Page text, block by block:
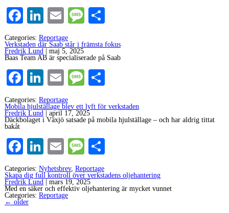
Facebook
LinkedIn
EmailMessage
Categories: Reportage
Verkstaden där Saab står i främsta fokus
Fredrik Lund
maj 5, 2025
Baas Team AB är specialiserade på Saab
Facebook
LinkedIn
EmailMessage
Categories: Reportage
Mobila hjulställage blev ett lyft för verkstaden
Fredrik Lund
april 17, 2025
Däckbolaget i Växjö satsade på mobila hjulställage – och har aldrig tittat
bakåt
Facebook
LinkedIn
EmailMessage
Categories: Nyhetsbrev, Reportage
Skapa dig full kontroll över verkstadens oljehantering
Fredrik Lund
mars 19, 2025
Med en säker och effektiv oljehantering är mycket vunnet
Categories: Reportage
← older